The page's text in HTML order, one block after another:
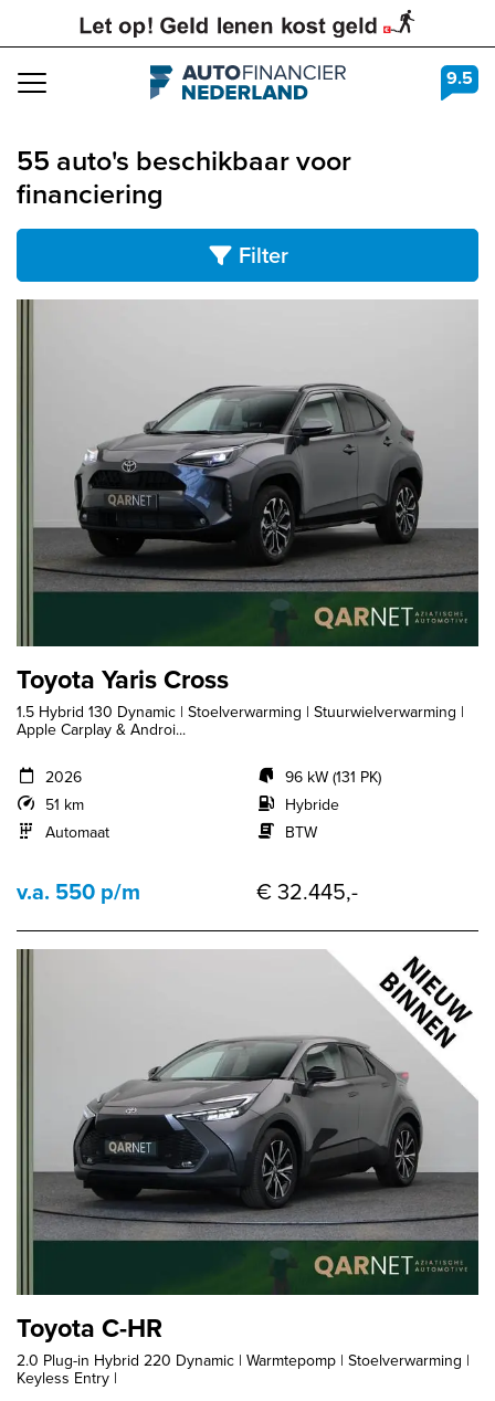
Navigation 9.5
55 auto's beschikbaar voor
financiering
Filter
Toyota Yaris Cross
1.5 Hybrid 130 Dynamic | Stoelverwarming | Stuurwielverwarming |
Apple Carplay & Androi...
2026
51 km
Automaat
96 kW (131 PK)
Hybride
BTW
v.a. 550 p/m € 32.445,-
Toyota C-HR
2.0 Plug-in Hybrid 220 Dynamic | Warmtepomp | Stoelverwarming |
Keyless Entry |